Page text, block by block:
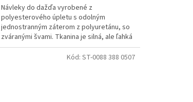
Návleky do dažďa vyrobené z
polyesterového úpletu s odolným
jednostranným záterom z polyuretánu, so
zváranými švami. Tkanina je silná, ale ľahká
a nehlučná. Navrhnuté na...
Kód: ST-0088 388 0507